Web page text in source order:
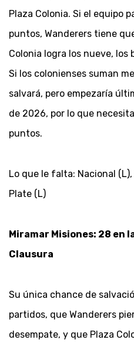
Plaza Colonia. Si el equipo
puntos, Wanderers tiene
Colonia logra los nueve, los
Si los colonienses suman
salvará, pero empezaría
de 2026, por lo que
puntos.
Lo que le falta: Nacional
Plate (L)
Miramar Misiones: 28 en
Clausura
Su única chance de
partidos, que Wanderers
desempate, y que Plaza